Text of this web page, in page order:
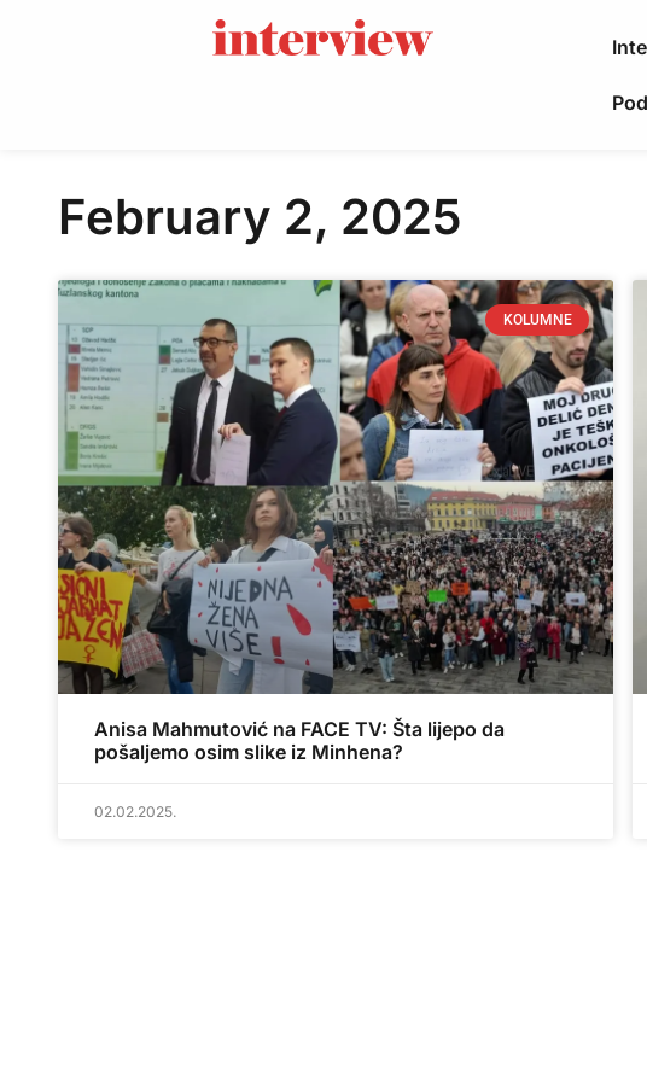
February 2, 2025
KOLUMNE
Anisa Mahmutović na FACE TV: Šta lijepo da
pošaljemo osim slike iz Minhena?
02.02.2025.